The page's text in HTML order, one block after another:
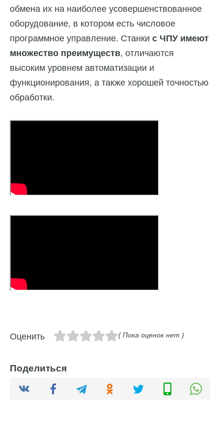
обмена их на наиболее усовершенствованное
оборудование, в котором есть числовое
программное управление. Станки с ЧПУ имеют
множество преимуществ, отличаются
высоким уровнем автоматизации и
функционирования, а также хорошей точностью
обработки.
Оценить ( Пока оценок нет )
Поделиться